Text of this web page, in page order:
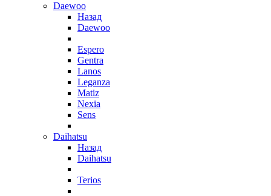
Daewoo
Назад
Daewoo
Espero
Gentra
Lanos
Leganza
Matiz
Nexia
Sens
Daihatsu
Назад
Daihatsu
Terios